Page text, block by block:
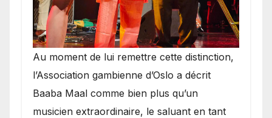
​Au moment de lui remettre cette distinction,
l’Association gambienne d’Oslo a décrit
Baaba Maal comme bien plus qu’un
musicien extraordinaire, le saluant en tant